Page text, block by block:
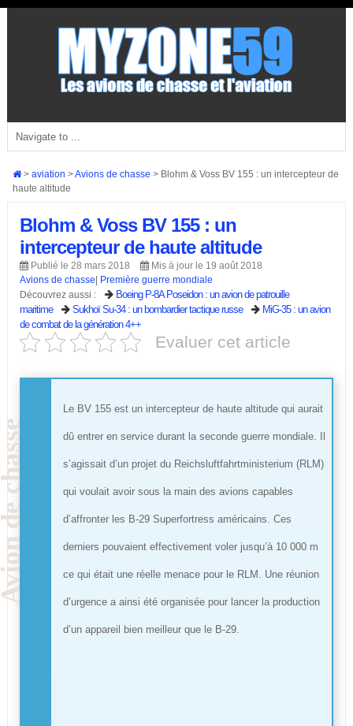
> aviation >Avions de chasse > Blohm & Voss BV 155 : un intercepteur de
haute altitude
Blohm & Voss BV 155 : un
intercepteur de haute altitude
Publié le 28 mars 2018
Mis à jour le 19 août 2018
Avions de chasse
Première guerre mondiale
Découvrez aussi :
Boeing P-8A Poseidon : un avion de patrouille
maritime
Sukhoï Su-34 : un bombardier tactique russe
MiG-35 : un avion
de combat de la génération 4++
Evaluer cet article
Le BV 155 est un intercepteur de haute altitude qui aurait
dû entrer en service durant la seconde guerre mondiale. Il
s’agissait d’un projet du Reichsluftfahrtministerium (RLM)
qui voulait avoir sous la main des avions capables
d’affronter les B-29 Superfortress américains. Ces
derniers pouvaient effectivement voler jusqu’à 10 000 m
ce qui était une réelle menace pour le RLM. Une réunion
d’urgence a ainsi été organisée pour lancer la production
d’un appareil bien meilleur que le B-29.